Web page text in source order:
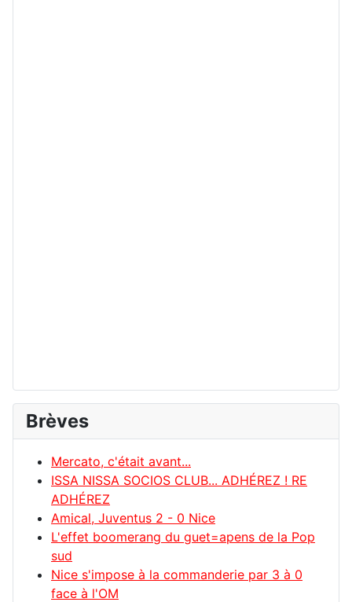
Brèves
Mercato, c'était avant...
ISSA NISSA SOCIOS CLUB... ADHÉREZ ! RE
ADHÉREZ
Amical, Juventus 2 - 0 Nice
L'effet boomerang du guet=apens de la Pop
sud
Nice s'impose à la commanderie par 3 à 0
face à l'OM